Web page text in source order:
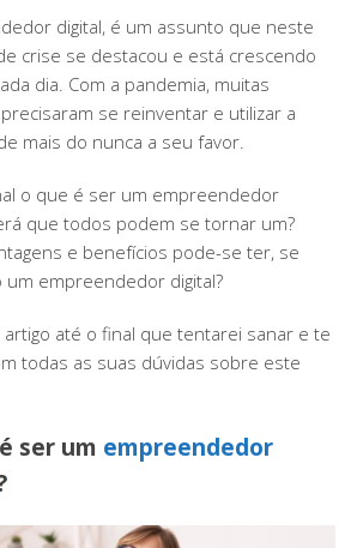
digital, é um assunto que neste
crise se destacou e está crescendo
dia. Com a pandemia, muitas
se reinventar e utilizar a
mais do nunca a seu favor.
o que é ser um empreendedor
que todos podem se tornar um?
e benefícios pode-se ter, se
empreendedor digital?
artigo até o final que tentarei sanar e te
todas as suas dúvidas sobre este
ser um empreendedor